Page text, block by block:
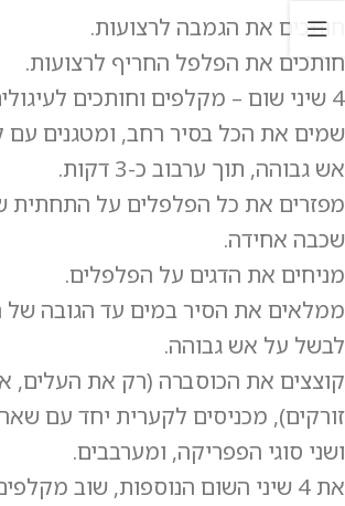
חותכים את הגמבה לרצועות.
חותכים את הפלפל החריף לרצועות.
4 שיני שום – מקלפים וחותכים לעיגולים.
שמים את הכל בסיר רחב, ומטגנים
אש גבוהה, תוך ערבוב כ-3 דקות.
מפזרים את כל הפלפלים על התחתית
שכבה אחידה.
מניחים את הדגים על הפלפלים.
ממלאים את הסיר במים עד הגובה של
לבשל על אש גבוהה.
קוצצים את הכוסברה (רק את העלים,
זורקים), מכניסים לקערית יחד עם
ושני סוגי הפפריקה, ומערבבים.
את 4 שיני השום הנוספות, שוב